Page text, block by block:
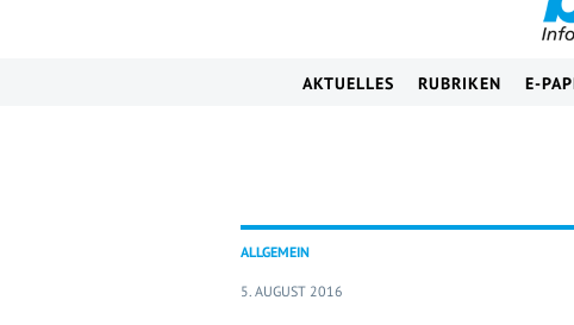
AKTUELLES RUBRIKEN E-
ALLGEMEIN
5. AUGUST 2016